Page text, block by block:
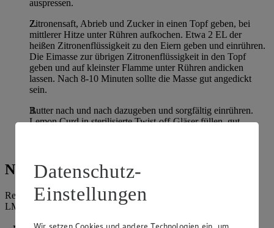
auspressen.
Zitronensaft, Abrieb und Zucker in einen Topf geben, bei
mittlerer Hitze unter Rühren aufkochen. Etwa 2 EL der
heißen Zitronenflüssigkeit zu den Eiern geben und einrühren.
Die Eimasse zur übrigen Zitronenflüssigkeit in den Topf
geben und auf kleinster Flamme unter Rühren andicken
lassen. Nach 8-10 Minuten sollte die Masse gut angedickt
sein.
Butter nach und nach dazugeben und sorgfältig einrühren.
Lemon Curd in sterilisierte Twist-off-Gläser füllen, gut
Nährwerte
Referenzmenge für einen durchschnittlichen Erwachsenen laut
LMIV (8.400 kJ/2.000 kcal).
Datenschutz-
Einstellungen